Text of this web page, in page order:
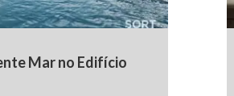
Mar no Edifício